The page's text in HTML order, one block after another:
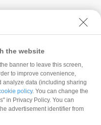
the website
banner to leave this screen,
to improve convenience,
analyze data (including sharing
policy. You can change the
in Privacy Policy. You can
advertisement identifier from